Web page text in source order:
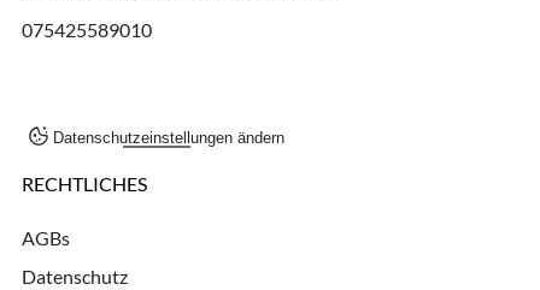
075425589010
Datenschutzeinstellungen ändern
RECHTLICHES
AGBs
Datenschutz